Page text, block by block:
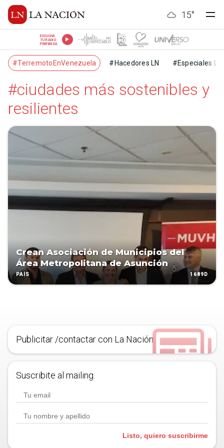
15°
ESCUCHÁ
TU RADIO
PREFERIDA
#TerremotoEnVenezuela #Hacedores LN #Especiales LN
#ciudades más sostenibles y
resilientes
Crean Asociación de Municipios del
Área Metropolitana de Asunción
PAÍS 1689D
Publicitar /contactar con La Nación
Suscribite al mailing.
Listo, quiero suscribirme